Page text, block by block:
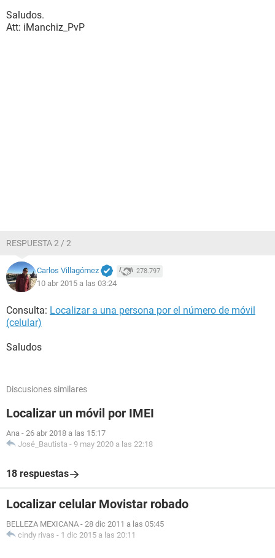
Saludos.
Att: iManchiz_PvP
RESPUESTA 2 / 2
Carlos Villagómez 278.797
10 abr 2015 a las 03:24
Consulta: Localizar a una persona por el número de móvil
(celular)
Saludos
Discusiones similares
Localizar un móvil por IMEI
Ana - 26 abr 2018 a las 15:17
José_Bautista - 9 may 2020 a las 22:18
18 respuestas
Localizar celular Movistar robado
BELLEZA MEXICANA - 28 dic 2011 a las 05:45
cindy rivas - 1 dic 2015 a las 20:11